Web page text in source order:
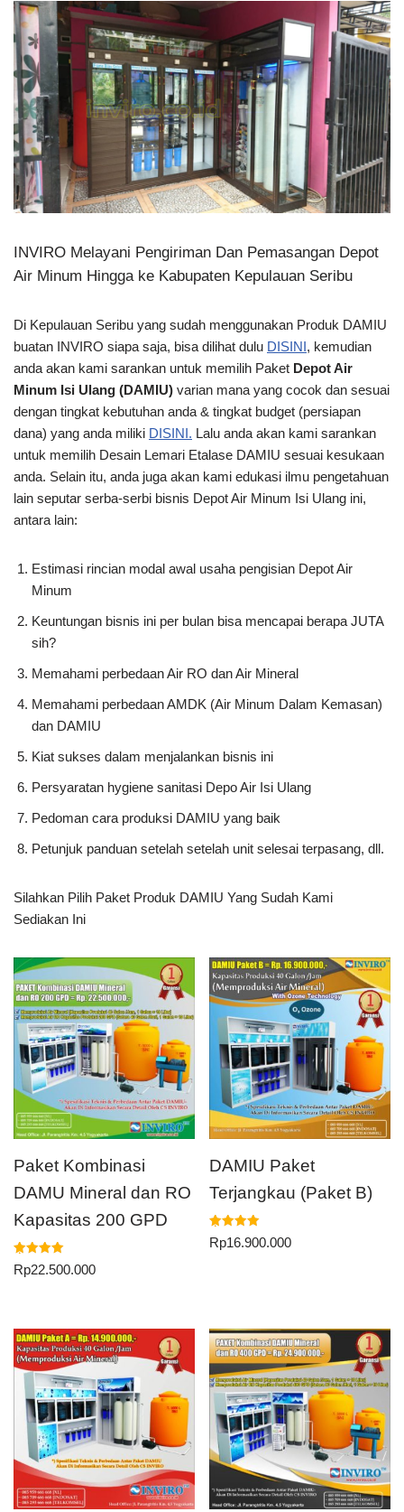
INVIRO Melayani Pengiriman Dan Pemasangan Depot
Air Minum Hingga ke Kabupaten Kepulauan Seribu
Di Kepulauan Seribu yang sudah menggunakan Produk DAMIU
buatan INVIRO siapa saja, bisa dilihat dulu DISINI, kemudian
anda akan kami sarankan untuk memilih Paket Depot Air
Minum Isi Ulang (DAMIU) varian mana yang cocok dan sesuai
dengan tingkat kebutuhan anda & tingkat budget (persiapan
dana) yang anda miliki DISINI. Lalu anda akan kami sarankan
untuk memilih Desain Lemari Etalase DAMIU sesuai kesukaan
anda. Selain itu, anda juga akan kami edukasi ilmu pengetahuan
lain seputar serba-serbi bisnis Depot Air Minum Isi Ulang ini,
antara lain:
Estimasi rincian modal awal usaha pengisian Depot Air
Minum
Keuntungan bisnis ini per bulan bisa mencapai berapa JUTA
sih?
Memahami perbedaan Air RO dan Air Mineral
Memahami perbedaan AMDK (Air Minum Dalam Kemasan)
dan DAMIU
Kiat sukses dalam menjalankan bisnis ini
Persyaratan hygiene sanitasi Depo Air Isi Ulang
Pedoman cara produksi DAMIU yang baik
Petunjuk panduan setelah setelah unit selesai terpasang, dll.
Silahkan Pilih Paket Produk DAMIU Yang Sudah Kami
Sediakan Ini
Paket Kombinasi
DAMU Mineral dan RO
Kapasitas 200 GPD
Dinilai
5.00
Rp22.500.000
DAMIU Paket
Terjangkau (Paket B)
Dinilai
5.00
Rp16.900.000